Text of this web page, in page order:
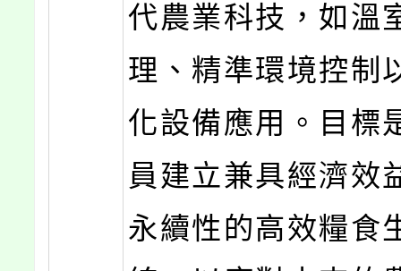
代農業科技，如溫
理、精準環境控制
化設備應用。目標
員建立兼具經濟效
永續性的高效糧食